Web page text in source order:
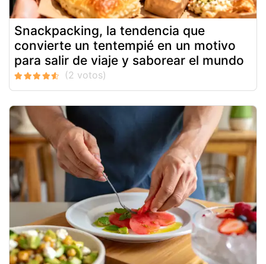
Snackpacking, la tendencia que
convierte un tentempié en un motivo
para salir de viaje y saborear el mundo